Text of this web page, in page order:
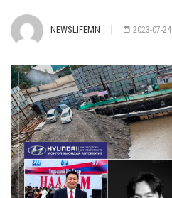
NEWSLIFEMN 2023-07-24